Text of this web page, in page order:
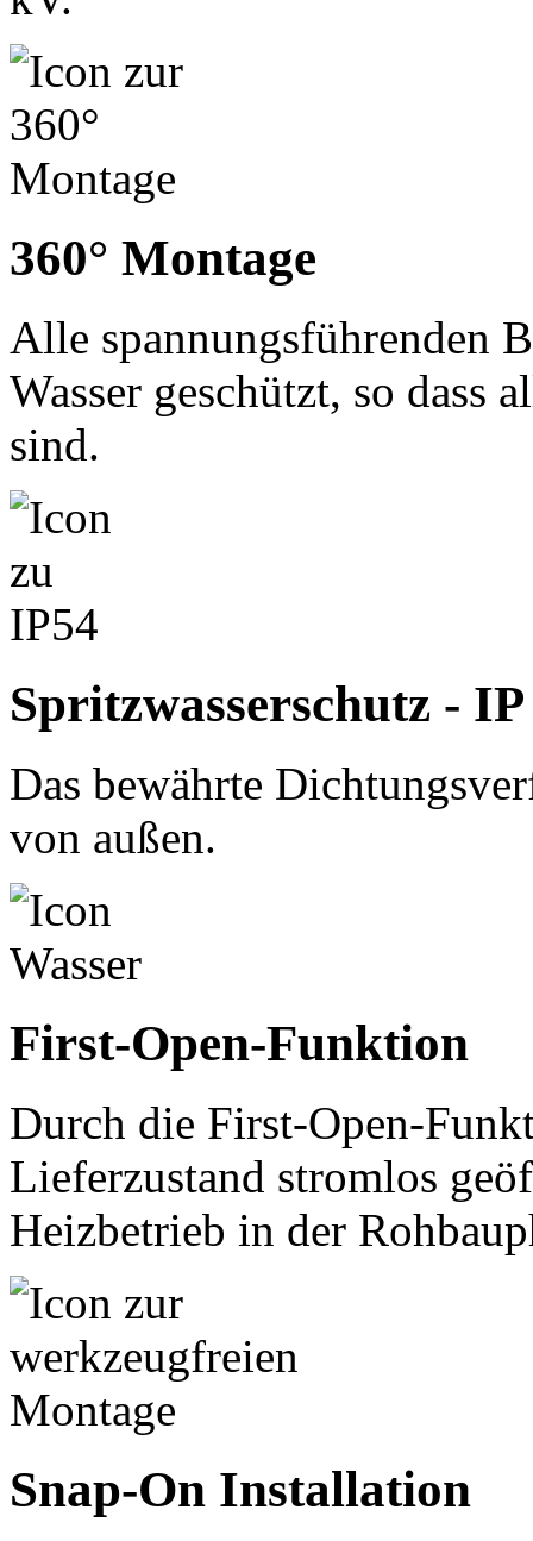
360° Montage
Alle spannungsführenden
Wasser geschützt, so dass
sind.
Spritzwasserschutz - IP
Das bewährte
von außen.
First-Open-Funktion
Durch die First-Open-
Lieferzustand stromlos
Heizbetrieb in der
Snap-On Installation